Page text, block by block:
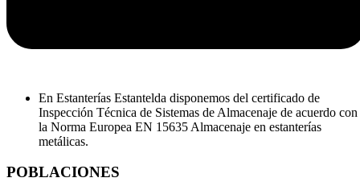
En Estanterías Estantelda disponemos del certificado de
Inspección Técnica de Sistemas de Almacenaje de acuerdo con
la Norma Europea EN 15635 Almacenaje en estanterías
metálicas.
POBLACIONES